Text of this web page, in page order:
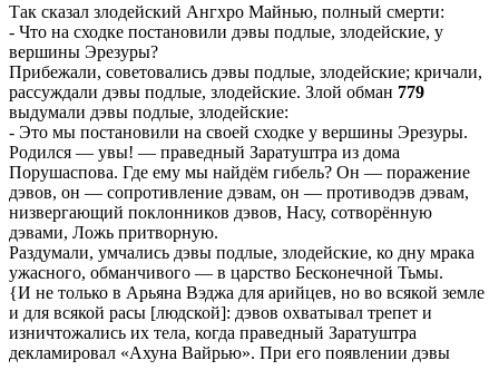
Так сказал злодейский Ангхро Майнью, полный смерти:
- Что на сходке постановили дэвы подлые, злодейские, у
вершины Эрезуры?
Прибежали, советовались дэвы подлые, злодейские; кричали,
рассуждали дэвы подлые, злодейские. Злой обман 779
выдумали дэвы подлые, злодейские:
- Это мы постановили на своей сходке у вершины Эрезуры.
Родился — увы! — праведный Заратуштра из дома
Порушаспова. Где ему мы найдём гибель? Он — поражение
дэвов, он — сопротивление дэвам, он — противодэв дэвам,
низвергающий поклонников дэвов, Насу, сотворённую
дэвами, Ложь притворную.
Раздумали, умчались дэвы подлые, злодейские, ко дну мрака
ужасного, обманчивого — в царство Бесконечной Тьмы.
{И не только в Арьяна Вэджа для арийцев, но во всякой земле
и для всякой расы [людской]: дэвов охватывал трепет и
изничтожались их тела, когда праведный Заратуштра
декламировал «Ахуна Вайрью». При его появлении дэвы